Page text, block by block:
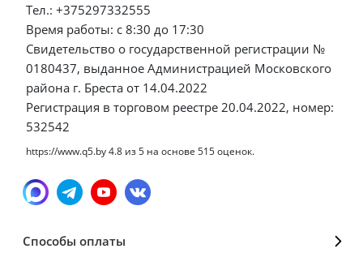
Тел.: +375297332555
Время работы: с 8:30 до 17:30
Свидетельство о государственной регистрации №
0180437, выданное Администрацией Московского
района г. Бреста от 14.04.2022
Регистрация в торговом реестре 20.04.2022, номер:
532542
https://www.q5.by4.8 из5 на основе 515оценок.
Способы оплаты